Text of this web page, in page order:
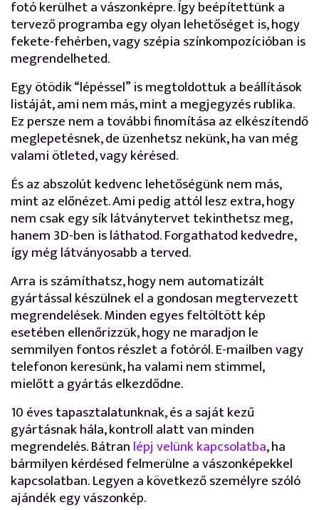
fotó kerülhet a vászonképre. Így beépítettünk a
tervező programba egy olyan lehetőséget is, hogy
fekete-fehérben, vagy szépia színkompozícióban is
megrendelheted.
Egy ötödik “lépéssel” is megtoldottuk a beállítások
listáját, ami nem más, mint a megjegyzés rublika.
Ez persze nem a további finomítása az elkészítendő
meglepetésnek, de üzenhetsz nekünk, ha van még
valami ötleted, vagy kérésed.
És az abszolút kedvenc lehetőségünk nem más,
mint az előnézet. Ami pedig attól lesz extra, hogy
nem csak egy sík látványtervet tekinthetsz meg,
hanem 3D-ben is láthatod. Forgathatod kedvedre,
így még látványosabb a terved.
Arra is számíthatsz, hogy nem automatizált
gyártással készülnek el a gondosan megtervezett
megrendelések. Minden egyes feltöltött kép
esetében ellenőrizzük, hogy ne maradjon le
semmilyen fontos részlet a fotóról. E-mailben vagy
telefonon keresünk, ha valami nem stimmel,
mielőtt a gyártás elkezdődne.
10 éves tapasztalatunknak, és a saját kezű
gyártásnak hála, kontroll alatt van minden
megrendelés. Bátranlépj velünk kapcsolatba, ha
bármilyen kérdésed felmerülne a vászonképekkel
kapcsolatban. Legyen a következő személyre szóló
ajándék egy vászonkép.